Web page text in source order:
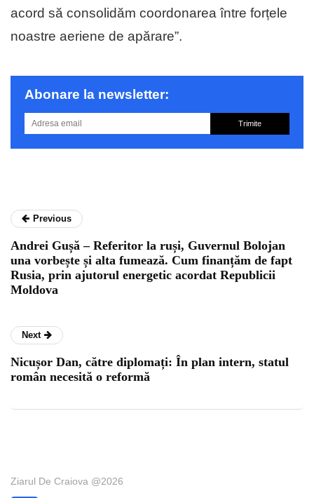
acord să consolidăm coordonarea între forțele
noastre aeriene de apărare”.
Abonare la newsletter:
Trimite
Previous
Andrei Gușă – Referitor la ruși, Guvernul Bolojan
una vorbește și alta fumează. Cum finanțăm de fapt
Rusia, prin ajutorul energetic acordat Republicii
Moldova
Next
Nicușor Dan, către diplomați: În plan intern, statul
român necesită o reformă
Ziarul De Craiova @2026